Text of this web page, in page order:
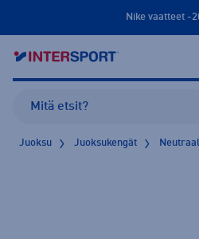
Nike vaatteet -
Juoksu Juoksukengät